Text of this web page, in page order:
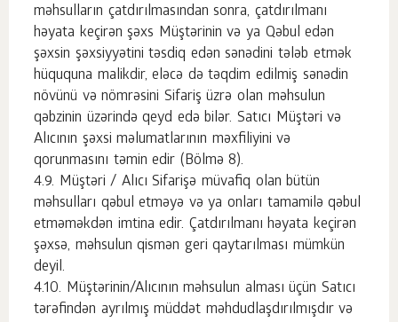
məhsulların çatdırılmasından sonra, çatdırılmanı
həyata keçirən şəxs Müştərinin və ya Qəbul edən
şəxsin şəxsiyyətini təsdiq edən sənədini tələb etmək
hüququna malikdir, eləcə də təqdim edilmiş sənədin
növünü və nömrəsini Sifariş üzrə olan məhsulun
qəbzinin üzərində qeyd edə bilər. Satıcı Müştəri və
Alıcının şəxsi məlumatlarının məxfiliyini və
qorunmasını təmin edir (Bölmə 8).
Müştəri / Alıcı Sifarişə müvafiq olan bütün
məhsulları qəbul etməyə və ya onları tamamilə qəbul
etməməkdən imtina edir. Çatdırılmanı həyata keçirən
şəxsə, məhsulun qismən geri qaytarılması mümkün
deyil.
Müştərinin/Alıcının məhsulun alması üçün Satıcı
tərəfindən ayrılmış müddət məhdudlaşdırılmışdır və